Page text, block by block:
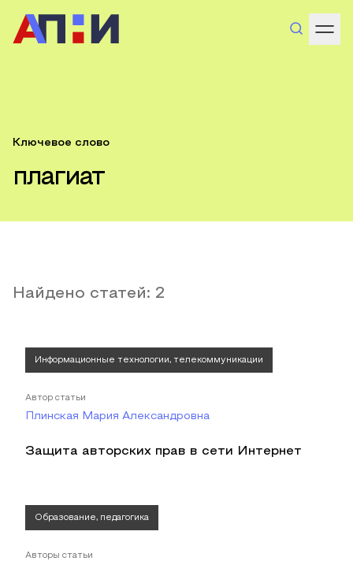
Ключевое слово
плагиат
Найдено статей: 2
Информационные технологии, телекоммуникации
Автор статьи
Плинская Мария Александровна
Защита авторских прав в сети Интернет
Образование, педагогика
Авторы статьи